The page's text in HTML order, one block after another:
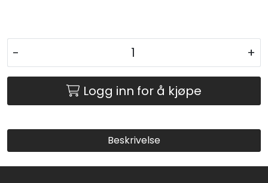
- +
Logg inn for å kjøpe
Beskrivelse